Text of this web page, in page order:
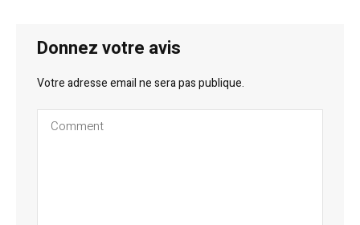
Donnez votre avis
Votre adresse email ne sera pas publique.